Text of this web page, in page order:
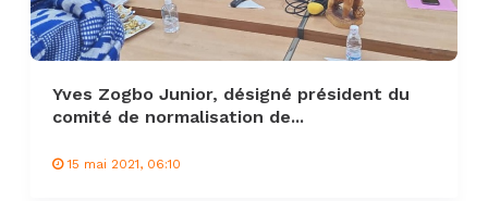
Yves Zogbo Junior, désigné président du
comité de normalisation de...
15 mai 2021, 06:10